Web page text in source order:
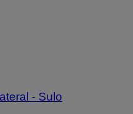
- Sulo